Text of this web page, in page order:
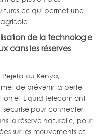
ce qui permet une
de la technologie
dans les réserves
Pejeta au Kenya,
de prévenir la perte
et Liquid Telecom ont
pour connecter
la réserve naturelle, pour
sur les mouvements et